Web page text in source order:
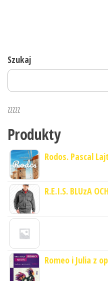
Szukaj
zzzzz
Produkty
Rodos. Pascal Lajt
R.E.I.S. BLUzA
Romeo i Julia z